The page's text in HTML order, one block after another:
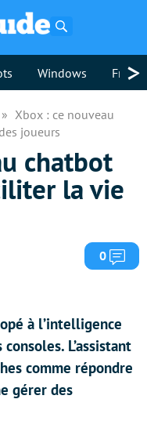
Windows >
Xbox : ce nouveau
joueurs
chatbot
la vie
0
à l’intelligence
L’assistant
comme répondre
gérer des